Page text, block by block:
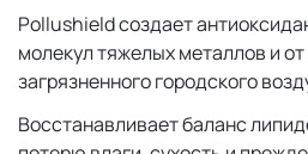
Pollushield создает
молекул тяжелых металлов и
загрязненного городского
Восстанавливает баланс